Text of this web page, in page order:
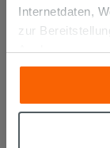
Internetdaten,
zur
Analyse
anderen
die sie
gesammelt
möchten oder